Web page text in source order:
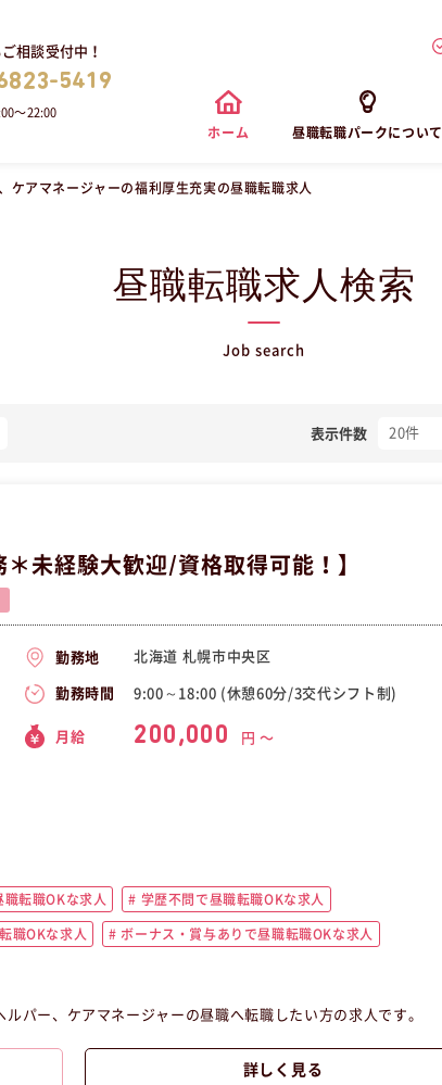
相談受付中！
5419
〜22:00
ホーム 昼職転職パークについて
ケアマネージャーの福利厚生充実の昼職転職求人
昼職転職求人検索
Job search
表示件数
未経験大歓迎/資格取得可能！】
勤務地 北海道 札幌市中央区
勤務時間 9:00～18:00 (休憩60分/3交代シフト制)
月給 200,000 円 〜
転職OKな求人 学歴不問で昼職転職OKな求人
職OKな求人 ボーナス・賞与ありで昼職転職OKな求人
パー、ケアマネージャーの昼職へ転職したい方の求人です。
詳しく見る